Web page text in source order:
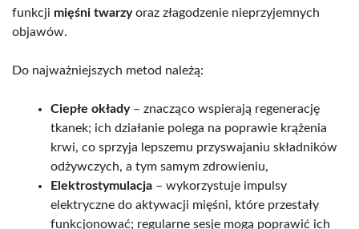
funkcji mięśni twarzyoraz złagodzenie nieprzyjemnych
objawów.
Do najważniejszych metod należą:
Ciepłe okłady– znacząco wspierają regenerację
tkanek; ich działanie polega na poprawie krążenia
krwi, co sprzyja lepszemu przyswajaniu składników
odżywczych, a tym samym zdrowieniu,
Elektrostymulacja – wykorzystuje impulsy
elektryczne do aktywacji mięśni, które przestały
funkcjonować; regularne sesje mogą poprawić ich